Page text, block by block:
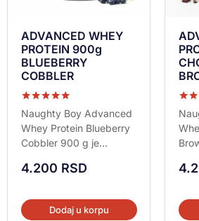
ADVANCED WHEY
PROTEIN 900g
BLUEBERRY
COBBLER
Ocenjeno sa
5.00
od 5
Naughty Boy Advanced
Whey Protein Blueberry
Cobbler 900 g je...
4.200 RSD
Dodaj u korpu
5.00
od 5